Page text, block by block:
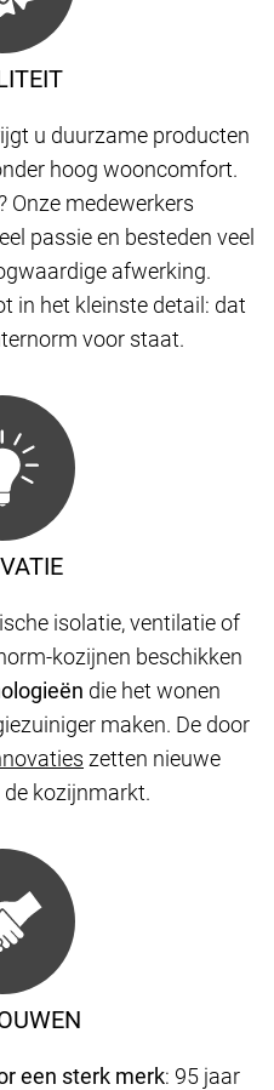
u duurzame producten
hoog wooncomfort.
Onze medewerkers
passie en besteden veel
afwerking.
in het kleinste detail: dat
voor staat.
een sterk merk: 95 jaar
isolatie, ventilatie of
kozijnen beschikken
die het wonen
maken. De door
zetten nieuwe
kozijnmarkt.